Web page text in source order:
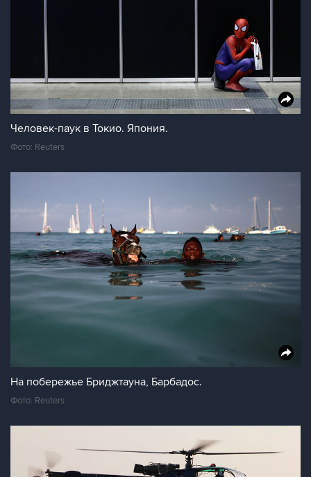
Человек-паук в Токио. Япония.
Фото: Reuters
На побережье Бриджтауна, Барбадос.
Фото: Reuters